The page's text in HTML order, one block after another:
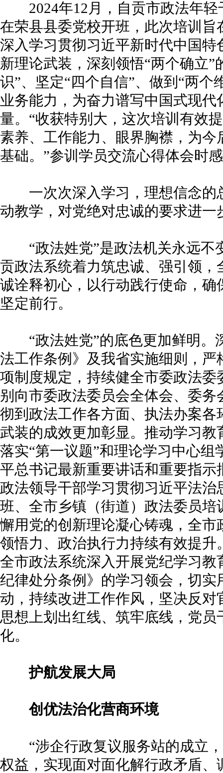
2024年12月，自贡市政法年轻
在荣县县委党校开班，此次培训
深入学习贯彻习近平新时代中国
新理论武装，深刻领悟“两个确立
识”、坚定“四个自信”、做到“两
业务能力，为奋力谱写中国式现
量。“收获特别大，这次培训有效
素养、工作能力、眼界胸襟，为
基础。”参训学员交流心得体会时
一次次深入学习，理想信念的
动教学，对党绝对忠诚的要求进一
“政法姓党”是政法机关永远不
贡政法系统着力筑忠诚、强引领
诚诠释初心，以行动践行使命，
坚定前行。
“政法姓党”的底色更加鲜明。
法工作条例》及我省实施细则，
项制度规定，持续健全市委政法
别向市委政法委员会全体会、委
彻到政法工作各方面、执法办案
武装的成效更加彰显。推动学习
落实“第一议题”和理论学习中心
平总书记最新重要讲话和重要指
政法领导干部学习贯彻习近平法
班、全市乡镇（街道）政法委员
懈用党的创新理论凝心铸魂，全
领悟力、政治执行力持续有效提
全市政法系统深入开展党纪学习
纪律处分条例》的学习领会，切
动，持续改进工作作风，坚决反
思想上划出红线、筑牢底线，党
化。
护航发展大局
创优法治化营商环境
“涉企行政复议服务站的成立，
权益，实现面对面化解行政矛盾